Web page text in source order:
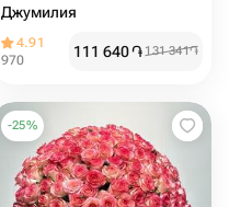
Джумилия
4.91
970
111 640֏ 131 341֏
-25%